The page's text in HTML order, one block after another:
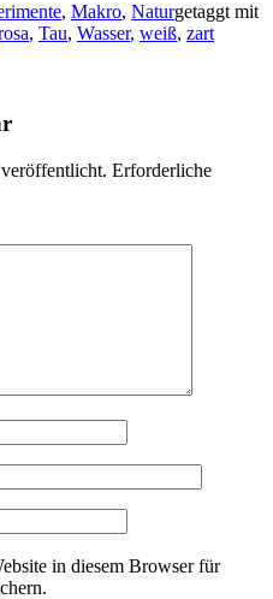
, Makro, Naturgetaggt mit
, Tau, Wasser, weiß, zart
Erforderliche
in diesem Browser für